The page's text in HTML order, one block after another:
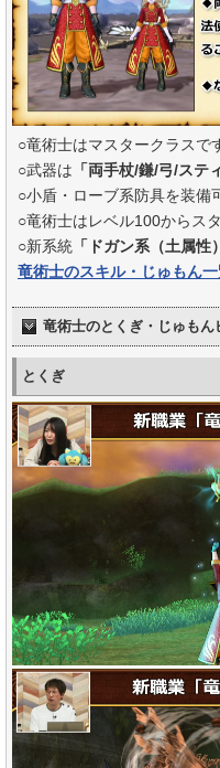
○竜術士はマスタークラスで
○武器は 「両手杖/鎌/弓/ステ
○小盾・ローブ系防具を装備
○竜術士はレベル100からス
○新系統 「ドガン系（土属性
竜術士のスキル・じゅもん
竜術士のとくぎ・じゅもん
とくぎ